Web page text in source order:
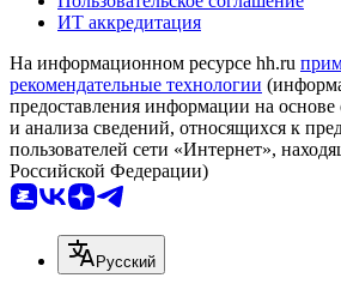
ИТ аккредитация
На информационном ресурсе hh.ru
рекомендательные технологии
предоставления информации на основе
и анализа сведений, относящихся к
пользователей сети «Интернет»,
Российской Федерации)
Русский